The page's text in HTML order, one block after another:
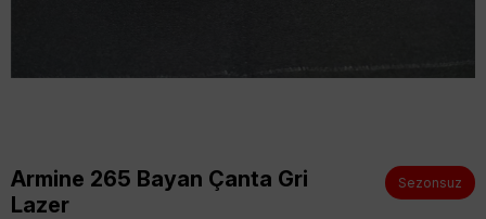
Armine 265 Bayan Çanta Gri
Lazer
Sezonsuz